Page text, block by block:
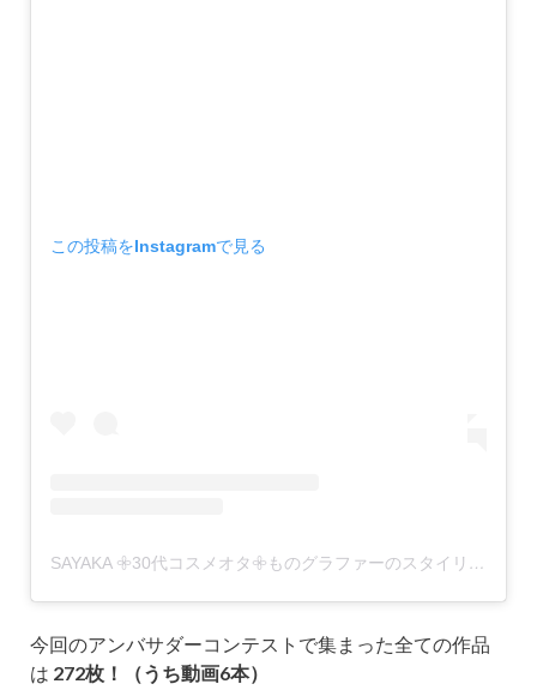
この投稿をInstagramで見る
SAYAKA 𖧷30代コスメオタ𖧷ものグラファーのスタイリング𖧷(@hana_yaya_m)がシェアした投稿
今回のアンバサダーコンテストで集まった全ての作品
は 272枚！（うち動画6本）